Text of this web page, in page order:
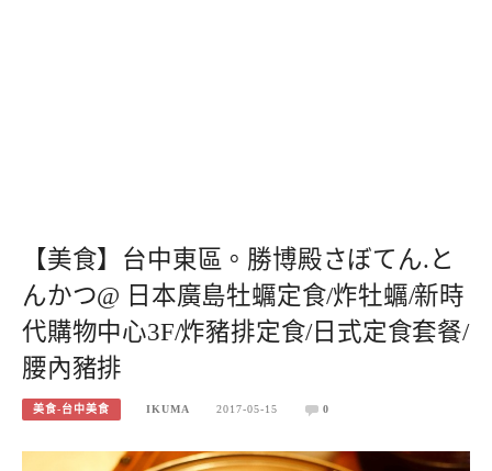
【美食】台中東區。勝博殿さぼてん.と
んかつ@ 日本廣島牡蠣定食/炸牡蠣/新時
代購物中心3F/炸豬排定食/日式定食套餐/
腰內豬排
美食-台中美食 IKUMA 2017-05-15 0